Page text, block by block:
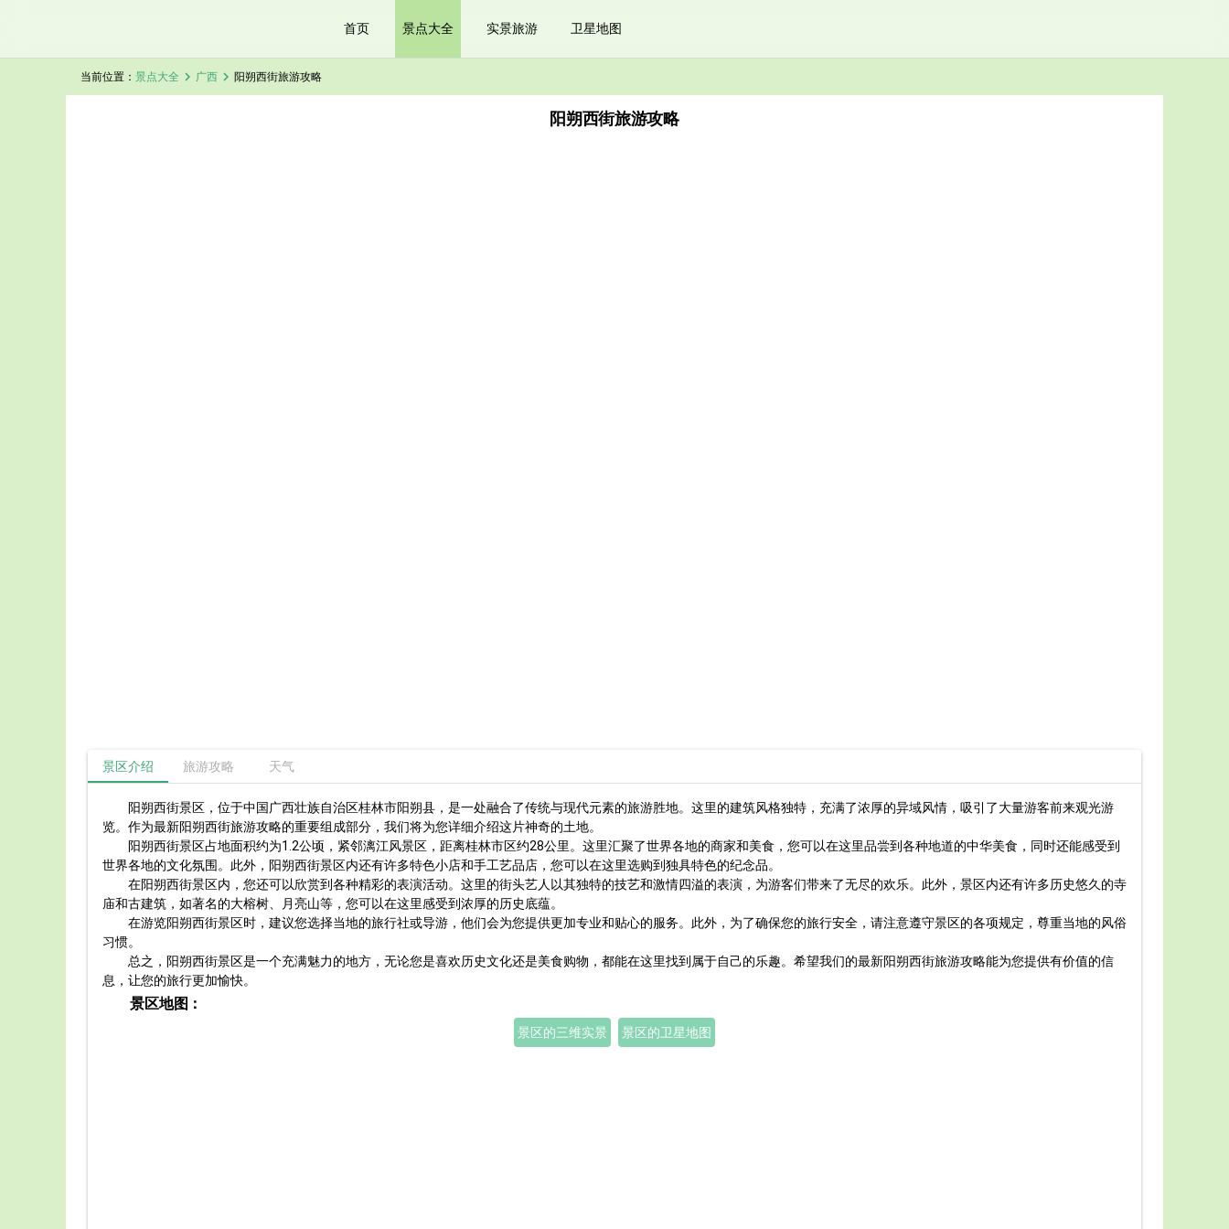
首页 景点大全 实景旅游 卫星地图
当前位置： 景点大全 chevron_right 广西 chevron_right 阳朔西街旅游攻略
阳朔西街旅游攻略
景区介绍 旅游攻略 天气
阳朔西街景区，位于中国广西壮族自治区桂林市阳朔县，是一处融合了传统与现代元素的旅游胜地。这里的建筑风格独特，充满了浓厚的异域风情，吸引了大量游客前来观光游
览。作为最新阳朔西街旅游攻略的重要组成部分，我们将为您详细介绍这片神奇的土地。
阳朔西街景区占地面积约为1.2公顷，紧邻漓江风景区，距离桂林市区约28公里。这里汇聚了世界各地的商家和美食，您可以在这里品尝到各种地道的中华美食，同时还能感受到
世界各地的文化氛围。此外，阳朔西街景区内还有许多特色小店和手工艺品店，您可以在这里选购到独具特色的纪念品。
在阳朔西街景区内，您还可以欣赏到各种精彩的表演活动。这里的街头艺人以其独特的技艺和激情四溢的表演，为游客们带来了无尽的欢乐。此外，景区内还有许多历史悠久的寺
庙和古建筑，如著名的大榕树、月亮山等，您可以在这里感受到浓厚的历史底蕴。
在游览阳朔西街景区时，建议您选择当地的旅行社或导游，他们会为您提供更加专业和贴心的服务。此外，为了确保您的旅行安全，请注意遵守景区的各项规定，尊重当地的风俗
习惯。
总之，阳朔西街景区是一个充满魅力的地方，无论您是喜欢历史文化还是美食购物，都能在这里找到属于自己的乐趣。希望我们的最新阳朔西街旅游攻略能为您提供有价值的信
息，让您的旅行更加愉快。
景区地图：
景区的三维实景 景区的卫星地图